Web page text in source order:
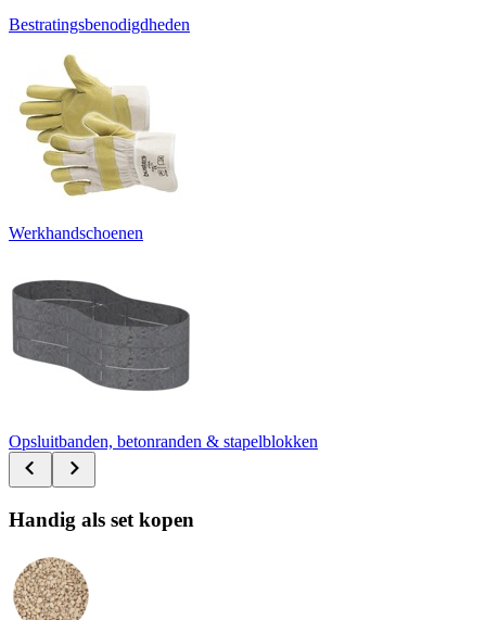
Bestratingsbenodigdheden
Werkhandschoenen
Opsluitbanden, betonranden & stapelblokken
Handig als set kopen